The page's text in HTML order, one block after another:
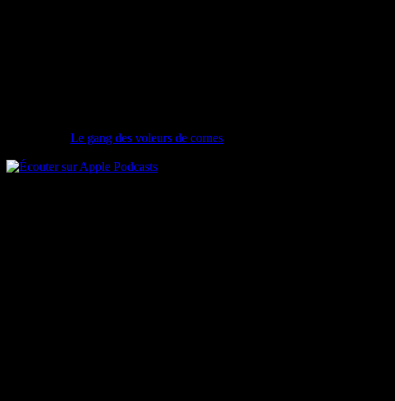
Le gang des voleurs de cornes